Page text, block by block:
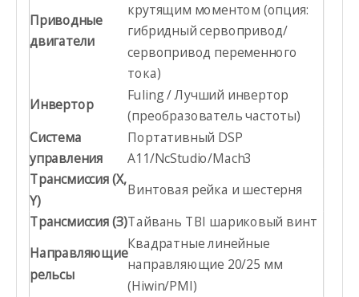
Приводные
двигатели
крутящим моментом (опция:
гибридный сервопривод/
сервопривод переменного
тока)
Инвертор
Fuling / Лучший инвертор
(преобразователь частоты)
Система
управления
Портативный DSP
A11/NcStudio/Mach3
Трансмиссия (X,
Y)
Винтовая рейка и шестерня
Трансмиссия (З)Тайвань TBI шариковый винт
Направляющие
рельсы
Квадратные линейные
направляющие 20/25 мм
(Hiwin/PMI)